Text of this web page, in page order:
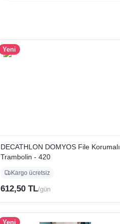
Yeni
DECATHLON DOMYOS File Korumalı
Trambolin - 420
Kargo ücretsiz
612,50 TL/gün
Yeni